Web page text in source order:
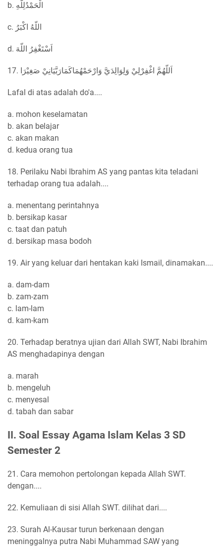
b. الْحَمْدُلِلّهِ
c. اللّهُ اكْبَرُ
d. اَسْتَغْفِرُ اللّهَ
17. اَللّهُمَّ اغْفِرْلِيْ وَلِوَالِدَيَّ وَارْحَمْهُمَاكَمَارَبَّيَانِيْ صَغِيْرَا
Lafal di atas adalah do'a....
a. mohon keselamatan
b. akan belajar
c. akan makan
d. kedua orang tua
18. Perilaku Nabi Ibrahim AS yang pantas kita teladani
terhadap orang tua adalah....
a. menentang perintahnya
b. bersikap kasar
c. taat dan patuh
d. bersikap masa bodoh
19. Air yang keluar dari hentakan kaki Ismail, dinamakan....
a. dam-dam
b. zam-zam
c. lam-lam
d. kam-kam
20. Terhadap beratnya ujian dari Allah SWT, Nabi Ibrahim
AS menghadapinya dengan
a. marah
b. mengeluh
c. menyesal
d. tabah dan sabar
II. Soal Essay Agama Islam Kelas 3 SD
Semester 2
21. Cara memohon pertolongan kepada Allah SWT.
dengan....
22. Kemuliaan di sisi Allah SWT. dilihat dari....
23. Surah Al-Kausar turun berkenaan dengan
meninggalnya putra Nabi Muhammad SAW yang